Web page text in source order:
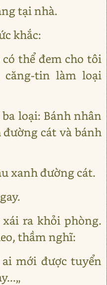
tại nhà.
khắc:
thể đem cho tôi
tin làm loại
loại: Bánh nhân
cát và bánh
xanh đường cát.
ra khỏi phòng.
thầm nghĩ:
mới được tuyển